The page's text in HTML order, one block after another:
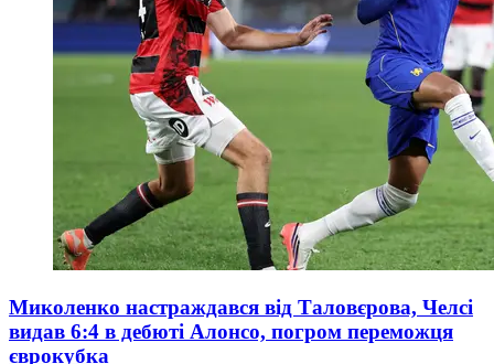
Миколенко настраждався від Таловєрова, Челсі
видав 6:4 в дебюті Алонсо, погром переможця
єврокубка